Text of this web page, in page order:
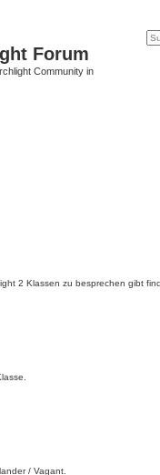
Forum
Community in
2 Klassen zu besprechen gibt
/ Vagant.